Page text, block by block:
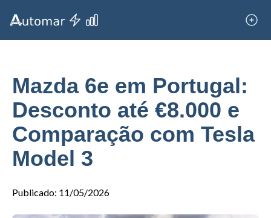
Mazda 6e em Portugal:
Desconto até €8.000 e
Comparação com Tesla
Model 3
Publicado: 11/05/2026